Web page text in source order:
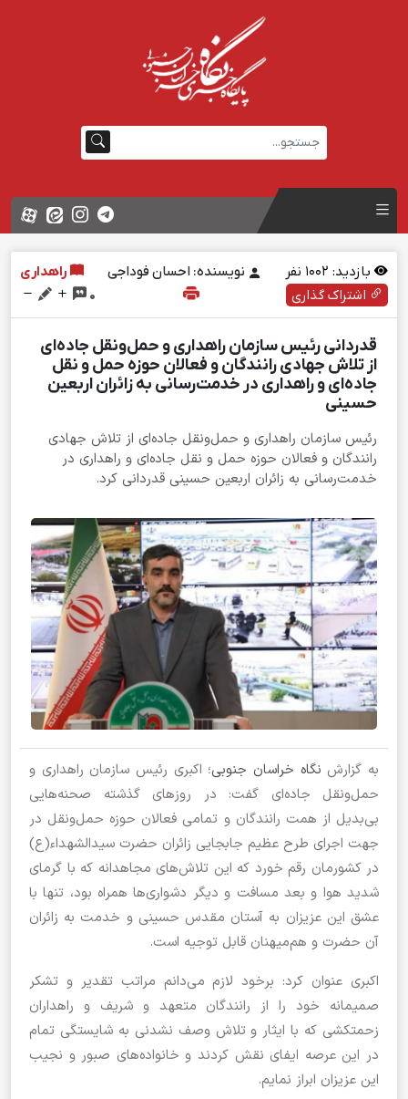
بازدید: نفر نویسنده: احسان فوداجی
راهداری
اشتراک گذاری
0
قدردانی رئیس سازمان راهداری و حمل‌ونقل جاده‌ای
از تلاش جهادی رانندگان و فعالان حوزه حمل و نقل
جاده‌ای و راهداری در خدمت‌رسانی به زائران اربعین
حسینی
رئیس سازمان راهداری و حمل‌ونقل جاده‌ای از تلاش جهادی
رانندگان و فعالان حوزه حمل و نقل جاده‌ای و راهداری در
خدمت‌رسانی به زائران اربعین حسینی قدردانی کرد.
به گزارش نگاه خراسان جنوبی؛ اکبری رئیس سازمان راهداری و
حمل‌ونقل جاده‌ای گفت: در روزهای گذشته صحنه‌هایی
بی‌بدیل از همت رانندگان و تمامی فعالان حوزه حمل‌ونقل در
جهت اجرای طرح عظیم جابجایی زائران حضرت سیدالشهداء(ع)
در کشورمان رقم خورد که این تلاش‌های مجاهدانه که با گرمای
شدید هوا و بعد مسافت‌ و دیگر دشواری‌ها همراه بود، تنها با
عشق این عزیزان به آستان مقدس حسینی و خدمت به زائران
آن حضرت و هم‌میهنان قابل توجیه است.
اکبری عنوان کرد: برخود لازم می‌دانم مراتب تقدیر و تشکر
صمیمانه خود را از رانندگان متعهد و شریف و راهداران
زحمتکشی که با ایثار و تلاش وصف نشدنی به شایستگی تمام
در این عرصه ایفای نقش کردند و خانواده‌های صبور و نجیب
این عزیزان ابراز نمایم.